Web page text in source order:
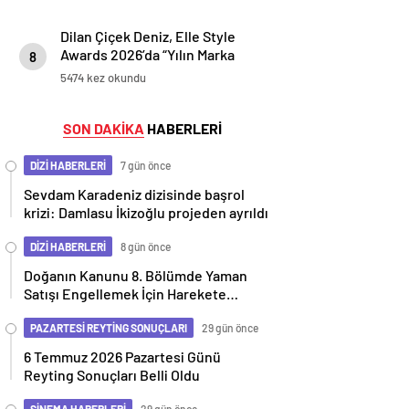
8
Dilan Çiçek Deniz, Elle Style
Awards 2026’da “Yılın Marka
Elçisi” Ödülüyle Geceye
5474 kez okundu
SON DAKİKA HABERLERİ
DİZİ HABERLERİ 7 gün önce
Sevdam Karadeniz dizisinde başrol
krizi: Damlasu İkizoğlu projeden ayrıldı
DİZİ HABERLERİ 8 gün önce
Doğanın Kanunu 8. Bölümde Yaman
Satışı Engellemek İçin Harekete
PAZARTESİ REYTİNG SONUÇLARI 29 gün önce
6 Temmuz 2026 Pazartesi Günü
Reyting Sonuçları Belli Oldu